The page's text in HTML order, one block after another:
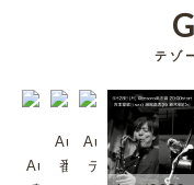
テゾ
Aug/2023
Aug/2023
番頭シン
Aug/2023
テゾーロ